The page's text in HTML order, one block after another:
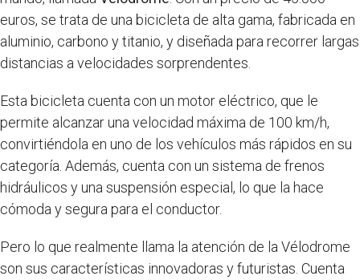
euros, se trata de una bicicleta de alta gama, fabricada en
aluminio, carbono y titanio, y diseñada para recorrer largas
distancias a velocidades sorprendentes.
Esta bicicleta cuenta con un motor eléctrico, que le
permite alcanzar una velocidad máxima de 100 km/h,
convirtiéndola en uno de los vehículos más rápidos en su
categoría. Además, cuenta con un sistema de frenos
hidráulicos y una suspensión especial, lo que la hace
cómoda y segura para el conductor.
Pero lo que realmente llama la atención de la Vélodrome
son sus características innovadoras y futuristas. Cuenta